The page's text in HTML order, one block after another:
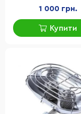
1 000 грн.
Купити